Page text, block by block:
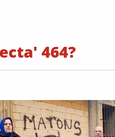
464?